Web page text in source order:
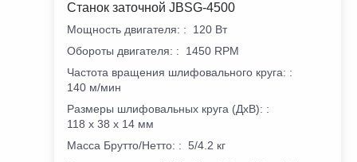
Станок заточной JBSG-4500
Мощность двигателя: :
120 Вт
Обороты двигателя: :
1450 RPM
Частота вращения шлифовального круга: :
140 м/мин
Размеры шлифовальных круга (ДхВ): :
118 х 38 х 14 мм
Масса Брутто/Нетто: : 5/4.2 кг